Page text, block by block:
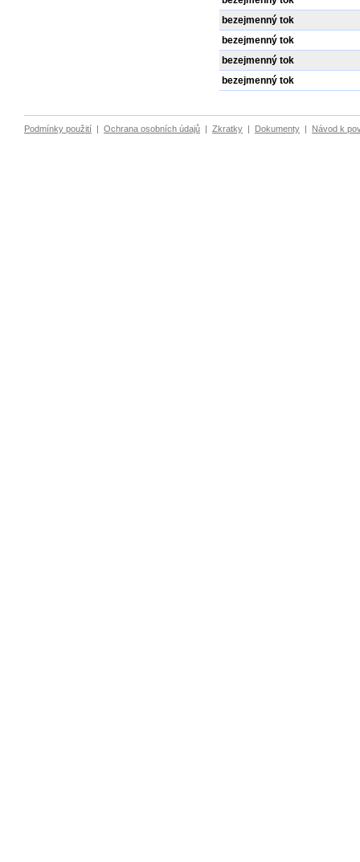
bezejmenný tok
bezejmenný tok
bezejmenný tok
bezejmenný tok
Podmínky použití | Ochrana osobních údajů | Zkratky | Dokumenty | Návod k